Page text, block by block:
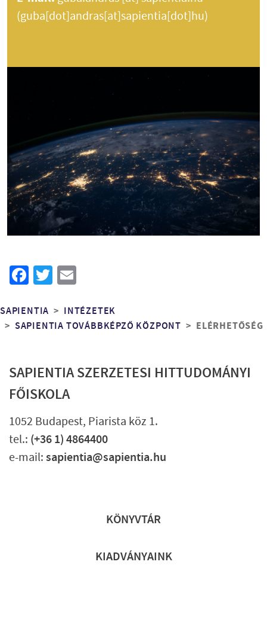
(guba[dot]andras[at]sapientia[dot]hu)
Facebook
Twitter
Morzsa
SAPIENTIA
INTÉZETEK
SAPIENTIA TOVÁBBKÉPZŐ KÖZPONT
ELÉRHETŐSÉG
SAPIENTIA SZERZETESI HITTUDOMÁNYI
FŐISKOLA
1052 Budapest, Piarista köz 1.
tel.: (+36 1) 4864400
e-mail:sapientia@sapientia.hu
KÖNYVTÁR
KIADVÁNYAINK